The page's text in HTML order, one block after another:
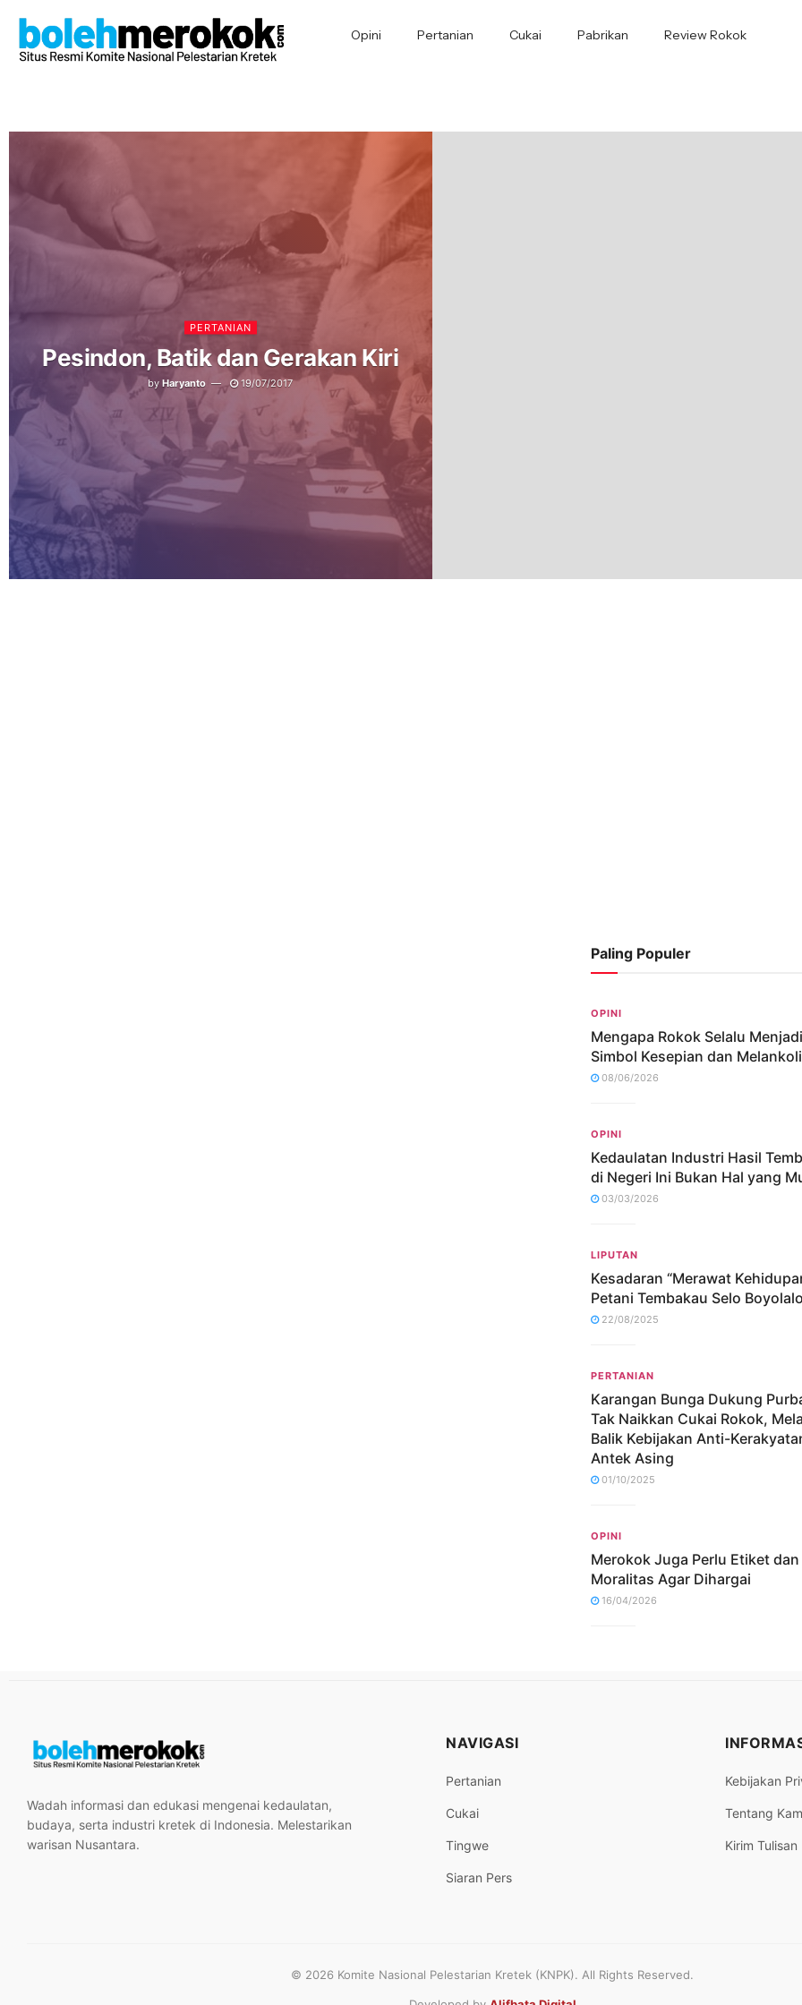
Opini Pertanian Cukai Pabrikan Review Rokok
PERTANIAN
Pesindon, Batik dan Gerakan Kiri
by Haryanto 19/07/2017
Paling Populer
OPINI
Mengapa Rokok Selalu Menjadi
Simbol Kesepian dan
08/06/2026
OPINI
Kedaulatan Industri Hasil
di Negeri Ini Bukan Hal yang
03/03/2026
LIPUTAN
Kesadaran “Merawat
Petani Tembakau Selo Boyolalo
22/08/2025
PERTANIAN
Karangan Bunga Dukung
Tak Naikkan Cukai Rokok,
Balik Kebijakan Anti-
Antek Asing
01/10/2025
OPINI
Merokok Juga Perlu Etiket dan
Moralitas Agar Dihargai
16/04/2026
Wadah informasi dan edukasi mengenai kedaulatan,
budaya, serta industri kretek di Indonesia. Melestarikan
warisan Nusantara.
NAVIGASI
Pertanian
Cukai
Tingwe
Siaran Pers
Kebijakan
Tentang
Kirim Tulisan
© 2026 Komite Nasional Pelestarian Kretek (KNPK). All Rights Reserved.